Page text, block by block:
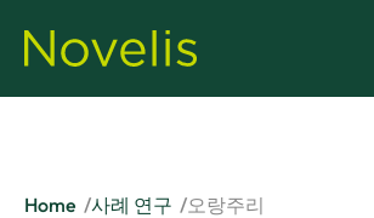
Home 사례 연구 오랑주리